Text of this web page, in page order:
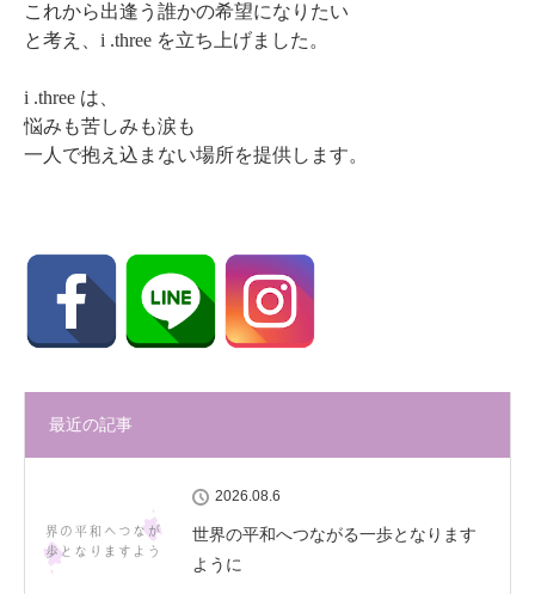
これから出逢う誰かの希望になりたい
と考え、i .three を立ち上げました。
i .three は、
悩みも苦しみも涙も
一人で抱え込まない場所を提供します。
最近の記事
2026.08.6
世界の平和へつながる一歩となります
ように